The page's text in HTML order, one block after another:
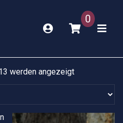
0
werden angezeigtNach